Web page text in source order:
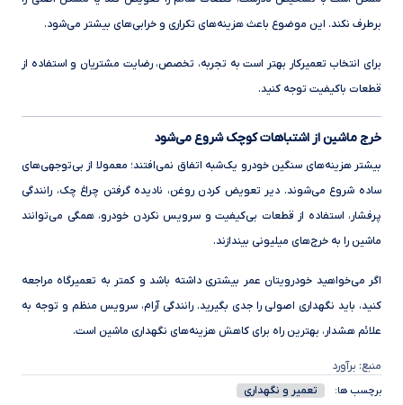
برطرف نکند. این موضوع باعث هزینه‌های تکراری و خرابی‌های بیشتر می‌شود.
برای انتخاب تعمیرکار بهتر است به تجربه، تخصص، رضایت مشتریان و استفاده از
قطعات باکیفیت توجه کنید.
خرج ماشین از اشتباهات کوچک شروع می‌شود
بیشتر هزینه‌های سنگین خودرو یک‌شبه اتفاق نمی‌افتند؛ معمولا از بی‌توجهی‌های
ساده شروع می‌شوند. دیر تعویض کردن روغن، نادیده گرفتن چراغ چک، رانندگی
پرفشار، استفاده از قطعات بی‌کیفیت و سرویس نکردن خودرو، همگی می‌توانند
ماشین را به خرج‌های میلیونی بیندازند.
اگر می‌خواهید خودرویتان عمر بیشتری داشته باشد و کمتر به تعمیرگاه مراجعه
کنید، باید نگهداری اصولی را جدی بگیرید. رانندگی آرام، سرویس منظم و توجه به
علائم هشدار، بهترین راه برای کاهش هزینه‌های نگهداری ماشین است.
منبع: برآورد
برچسب ها: تعمیر و نگهداری